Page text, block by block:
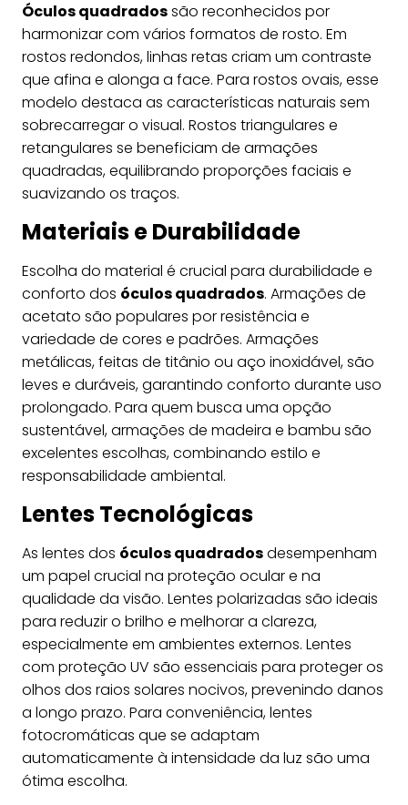
Óculos quadradossão reconhecidos por
harmonizar com vários formatos de rosto. Em
rostos redondos, linhas retas criam um contraste
que afina e alonga a face. Para rostos ovais, esse
modelo destaca as características naturais sem
sobrecarregar o visual. Rostos triangulares e
retangulares se beneficiam de armações
quadradas, equilibrando proporções faciais e
suavizando os traços.
Materiais e Durabilidade
Escolha do material é crucial para durabilidade e
conforto dos óculos quadrados. Armações de
acetato são populares por resistência e
variedade de cores e padrões. Armações
metálicas, feitas de titânio ou aço inoxidável, são
leves e duráveis, garantindo conforto durante uso
prolongado. Para quem busca uma opção
sustentável, armações de madeira e bambu são
excelentes escolhas, combinando estilo e
responsabilidade ambiental.
Lentes Tecnológicas
As lentes dos óculos quadradosdesempenham
um papel crucial na proteção ocular e na
qualidade da visão. Lentes polarizadas são ideais
para reduzir o brilho e melhorar a clareza,
especialmente em ambientes externos. Lentes
com proteção UV são essenciais para proteger os
olhos dos raios solares nocivos, prevenindo danos
a longo prazo. Para conveniência, lentes
fotocromáticas que se adaptam
automaticamente à intensidade da luz são uma
ótima escolha.